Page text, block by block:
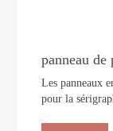
panneau de
Les panneaux
pour la